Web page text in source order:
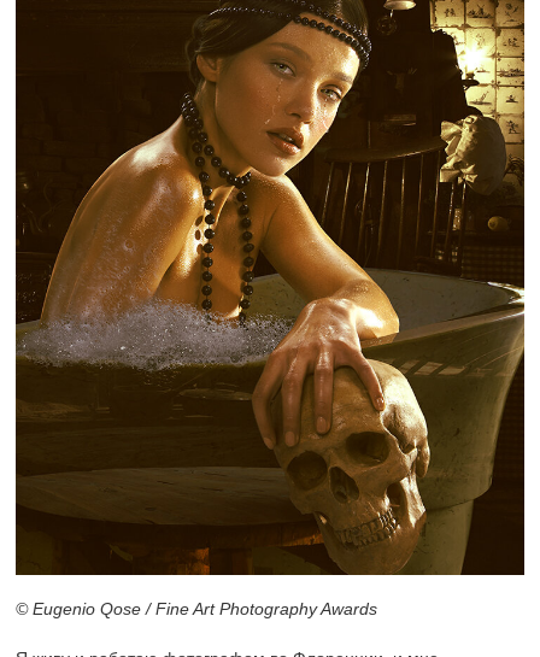
© Eugenio Qose / Fine Art Photography Awards